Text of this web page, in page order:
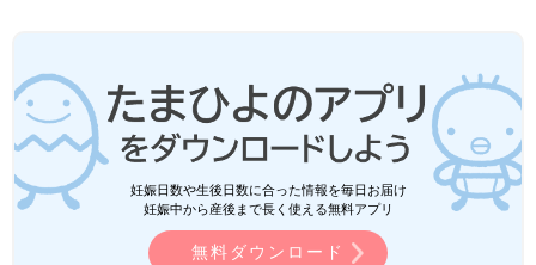
妊娠日数や生後日数に合った情報を毎日お届け
妊娠中から産後まで長く使える無料アプリ
無料ダウンロード